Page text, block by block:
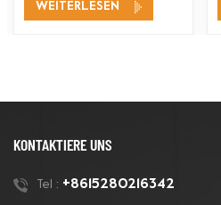
breites
WEITERLESEN
KONTAKTIERE UNS
Tel : +8615280216342